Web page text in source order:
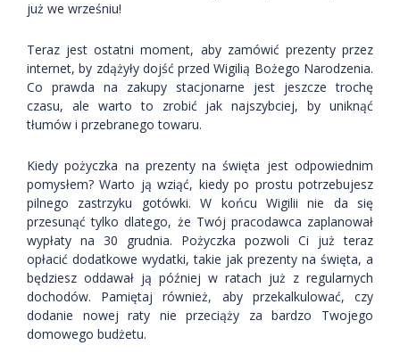
już we wrześniu!
Teraz jest ostatni moment, aby zamówić prezenty przez
internet, by zdążyły dojść przed Wigilią Bożego Narodzenia.
Co prawda na zakupy stacjonarne jest jeszcze trochę
czasu, ale warto to zrobić jak najszybciej, by uniknąć
tłumów i przebranego towaru.
Kiedy pożyczka na prezenty na święta jest odpowiednim
pomysłem? Warto ją wziąć, kiedy po prostu potrzebujesz
pilnego zastrzyku gotówki. W końcu Wigilii nie da się
przesunąć tylko dlatego, że Twój pracodawca zaplanował
wypłaty na 30 grudnia. Pożyczka pozwoli Ci już teraz
opłacić dodatkowe wydatki, takie jak prezenty na święta, a
będziesz oddawał ją później w ratach już z regularnych
dochodów. Pamiętaj również, aby przekalkulować, czy
dodanie nowej raty nie przeciąży za bardzo Twojego
domowego budżetu.